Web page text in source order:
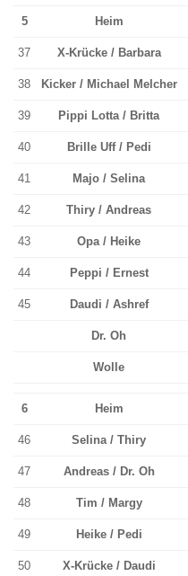
5 Heim
37 X-Krücke / Barbara
38 Kicker / Michael Melcher
39 Pippi Lotta / Britta
40 Brille Uff / Pedi
41 Majo / Selina
42 Thiry / Andreas
43 Opa / Heike
44 Peppi / Ernest
45 Daudi / Ashref
Dr. Oh
Wolle
6 Heim
46 Selina / Thiry
47 Andreas / Dr. Oh
48 Tim / Margy
49 Heike / Pedi
50 X-Krücke / Daudi